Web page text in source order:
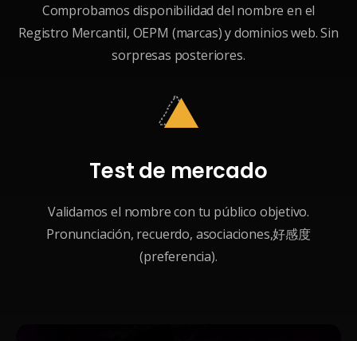
Comprobamos disponibilidad del nombre en el
Registro Mercantil, OEPM (marcas) y dominios web. Sin
sorpresas posteriores.
Test de mercado
Validamos el nombre con tu público objetivo.
Pronunciación, recuerdo, asociaciones,好感度
(preferencia).